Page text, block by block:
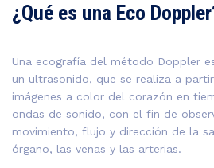
¿Qué es una Eco
Una ecografía del método Doppler
un ultrasonido, que se realiza a
imágenes a color del corazón en
ondas de sonido, con el fin de
movimiento, flujo y dirección de la
órgano, las venas y las arterias.